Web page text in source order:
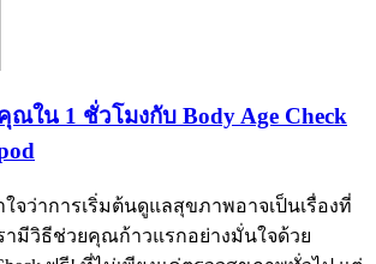
ใน 1 ชั่วโมงกับ Body Age Check
าใจว่าการเริ่มต้นดูแลสุขภาพอาจเป็นเรื่องที่
ามีวิธีช่วยคุณก้าวแรกอย่างมั่นใจด้วย